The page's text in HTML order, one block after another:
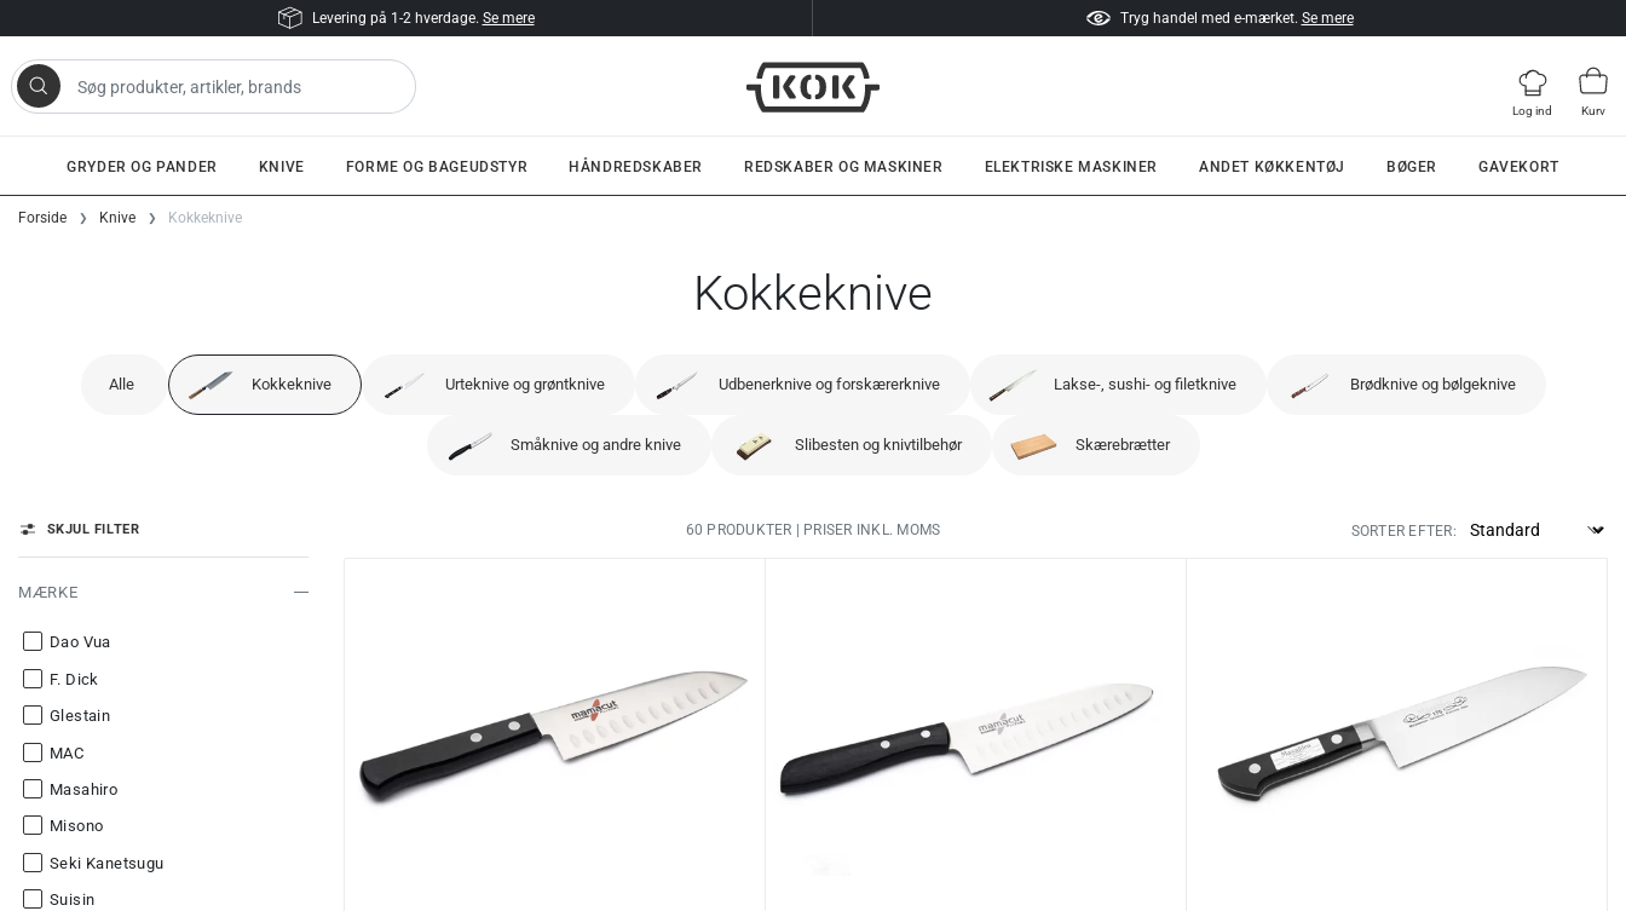
Gå til indhold
Levering på 1-2 hverdage. Se mere Tryg handel med e-mærket. Se mere
artikler, brands
Log ind Kurv
GRYDER OG PANDER KNIVE FORME OG BAGEUDSTYR HÅNDREDSKABER REDSKABER OG MASKINER ELEKTRISKE MASKINER ANDET KØKKENTØJ BØGER GAVEKORT
Forside Knive Kokkeknive
Kokkeknive
Alle Kokkeknive Urteknive og grøntknive Udbenerknive og forskærerknive Lakse-, sushi- og filetknive Brødknive og bølgeknive
Småknive og andre knive Slibesten og knivtilbehør Skærebrætter
SKJUL FILTER 60 PRODUKTER | PRISER INKL. MOMS SORTER EFTER:
MÆRKE
Dao Vua
F. Dick
Glestain
MAC
Masahiro
Misono
Seki Kanetsugu
Suisin